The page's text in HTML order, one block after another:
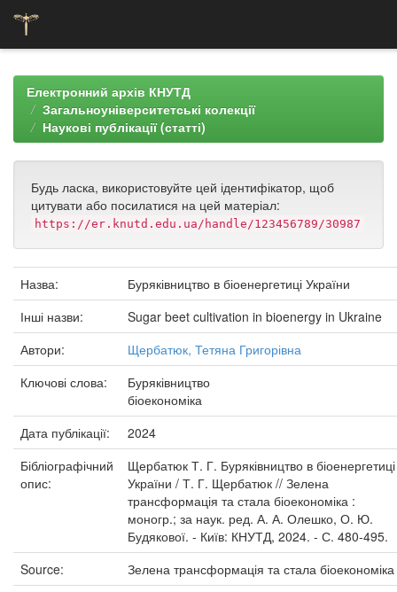
navigationЕлектронний архів КНУТД
Загальноуніверситетські колекції
Наукові публікації (статті)
Будь ласка, використовуйте цей ідентифікатор, щоб
цитувати або посилатися на цей матеріал:
https://er.knutd.edu.ua/handle/123456789/30987
Назва:
Буряківництво в біоенергетиці України
Інші назви:
Sugar beet cultivation in bioenergy in Ukraine
Автори:
Щербатюк, Тетяна Григорівна
Ключові слова:
Буряківництво
біоекономіка
Дата публікації:
2024
Бібліографічний
опис:
Щербатюк Т. Г. Буряківництво в біоенергетиці
України / Т. Г. Щербатюк // Зелена
трансформація та стала біоекономіка :
моногр.; за наук. ред. А. А. Олешко, О. Ю.
Будякової. - Київ: КНУТД, 2024. - С. 480-495.
Source:
Зелена трансформація та стала біоекономіка